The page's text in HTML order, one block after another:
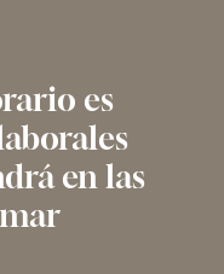
es
en las